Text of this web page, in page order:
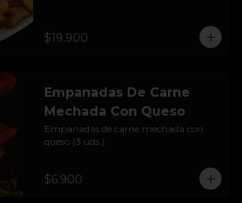
$19.900
Empanadas De Carne
Mechada Con Queso
Empanadas de carne mechada con
queso (3 uds.)
$6.900